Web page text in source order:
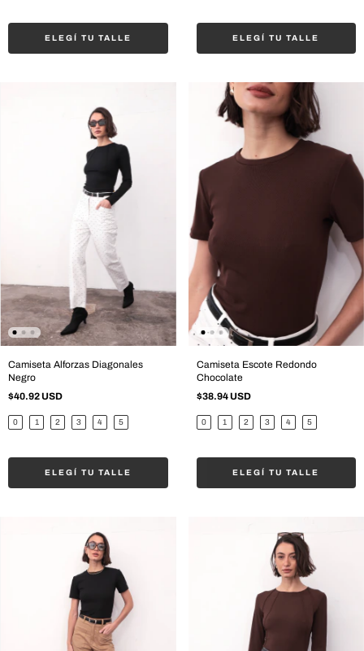
ELEGÍ TU TALLE ELEGÍ TU TALLE
Camiseta Alforzas Diagonales
Negro
$40.92 USD
0 1 2 3 4 5
ELEGÍ TU TALLE
Camiseta Escote Redondo
Chocolate
$38.94 USD
0 1 2 3 4 5
ELEGÍ TU TALLE